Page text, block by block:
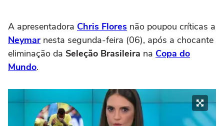
A apresentadora Chris Flores não poupou críticas a
Neymar nesta segunda-feira (06), após a chocante
eliminação da Seleção Brasileira na Copa do
Mundo.